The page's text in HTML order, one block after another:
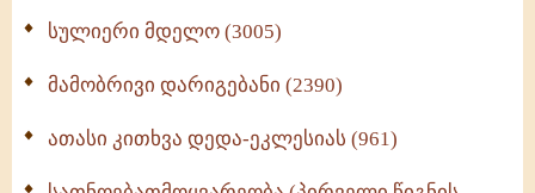
სულიერი მდელო (3005)
მამობრივი დარიგებანი (2390)
ათასი კითხვა დედა-ეკლესიას (961)